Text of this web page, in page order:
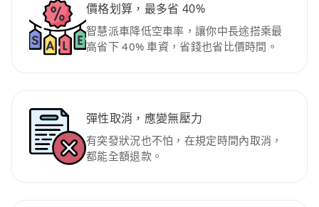
價格划算，最多省 40%
智慧派車降低空車率，讓你中長途搭乘最
高省下 40% 車資，省錢也省比價時間。
彈性取消，應變無壓力
有突發狀況也不怕，在規定時間內取消，
都能全額退款。